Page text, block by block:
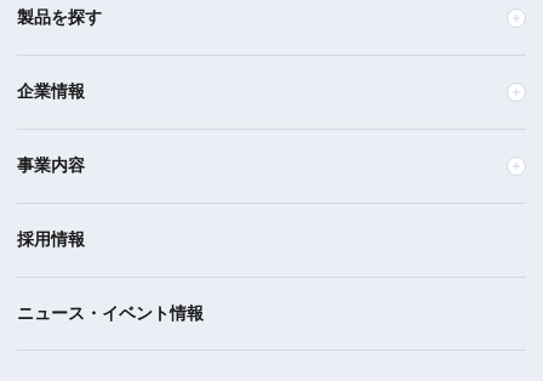
製品を探す
企業情報
事業内容
採用情報
ニュース・イベント情報